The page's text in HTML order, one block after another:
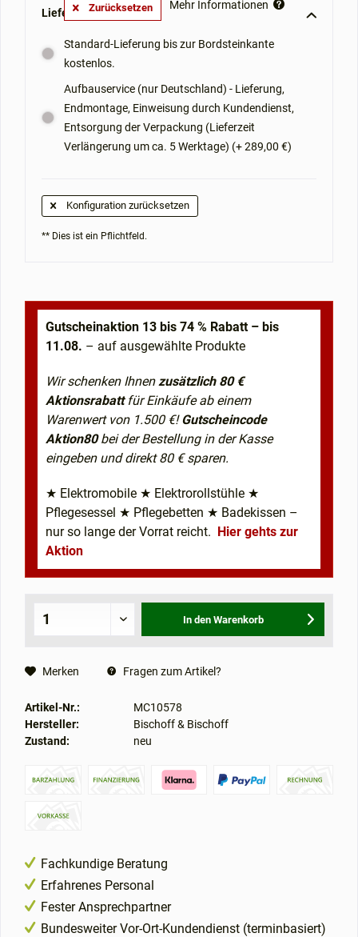
Lieferoptionen: **
Standard-Lieferung bis zur Bordsteinkante
kostenlos.
Aufbauservice (nur Deutschland) - Lieferung,
Endmontage, Einweisung durch Kundendienst,
Entsorgung der Verpackung (Lieferzeit
Verlängerung um ca. 5 Werktage) (+ 289,00 €)
Zurücksetzen Mehr Informationen
Konfiguration zurücksetzen
** Dies ist ein Pflichtfeld.
Gutscheinaktion 13 bis 74 % Rabatt – bis
11.08. – auf ausgewählte Produkte
Wir schenken Ihnenzusätzlich 80 €
Aktionsrabattfür Einkäufe ab einem
Warenwert von 1.500 €!Gutscheincode
Aktion80bei der Bestellung in der Kasse
eingeben und direkt 80 € sparen.
★ Elektromobile ★ Elektrorollstühle ★
Pflegesessel ★ Pflegebetten ★ Badekissen –
nur so lange der Vorrat reicht.
Hier gehts zur
Aktion
In den Warenkorb
Merken Fragen zum Artikel?
Artikel-Nr.:
MC10578
Hersteller:
Bischoff & Bischoff
Zustand:
neu
Fachkundige Beratung
Erfahrenes Personal
Fester Ansprechpartner
Bundesweiter Vor-Ort-Kundendienst (terminbasiert)